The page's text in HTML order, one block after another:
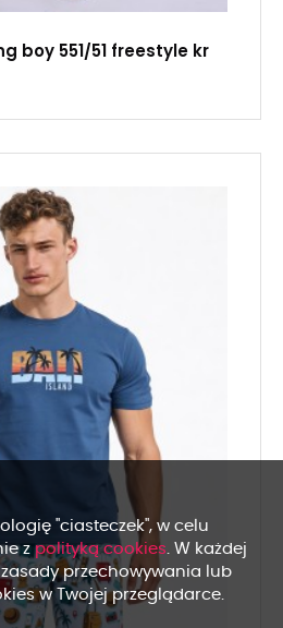
boy 551/51 freestyle kr
"ciasteczek", w celu
z polityką cookies. W każdej
przechowywania lub
w Twojej przeglądarce.